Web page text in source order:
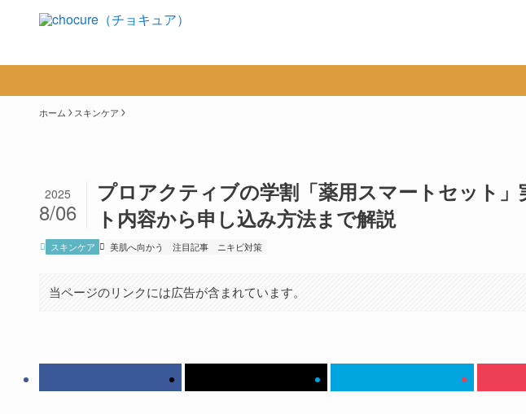
ホーム スキンケア
プロアクティブの学割「薬用スマートセット
ト内容から申し込み方法まで解説
2025
8/06
スキンケア 美肌へ向かう 注目記事 ニキビ対策
当ページのリンクには広告が含まれています。